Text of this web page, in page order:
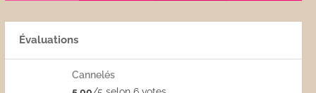
Évaluations
Cannelés